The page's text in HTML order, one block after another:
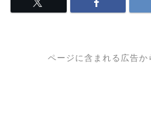
ページに含まれる広告